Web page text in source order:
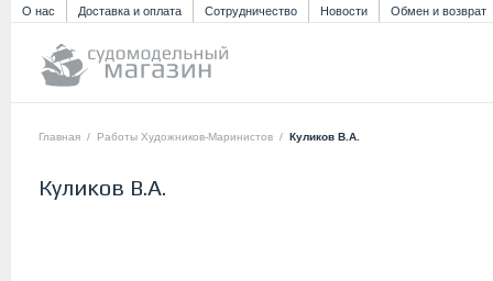
О нас Доставка и оплата Сотрудничество Новости Обмен и возврат
Главная / Работы Художников-Маринистов / Куликов В.А.
Куликов В.А.